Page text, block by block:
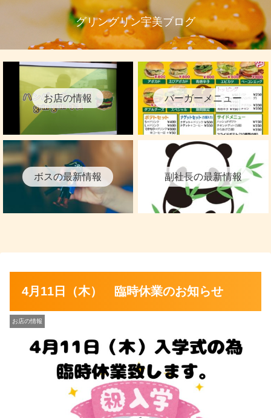
グリングリン宇美ブログ
お店の情報 バーガーメニュー
ボスの最新情報 副社長の最新情報
4月11日（木） 臨時休業のお知らせ
お店の情報